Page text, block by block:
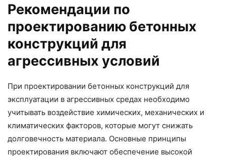
Рекомендации по
проектированию бетонных
конструкций для
агрессивных условий
При проектировании бетонных конструкций для
эксплуатации в агрессивных средах необходимо
учитывать воздействие химических, механических и
климатических факторов, которые могут снижать
долговечность материала. Основные принципы
проектирования включают обеспечение высокой